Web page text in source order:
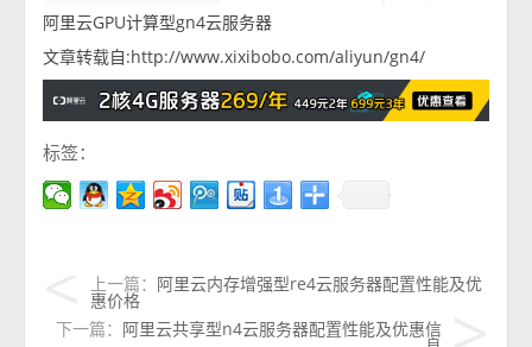
阿里云GPU计算型gn4云服务器
文章转载自:http://www.xixibobo.com/aliyun/gn4/
标签：
上一篇： 阿里云内存增强型re4云服务器配置性能及优
惠价格
下一篇： 阿里云共享型n4云服务器配置性能及优惠信